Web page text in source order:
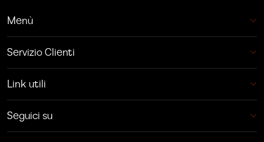
Menù
Servizio Clienti
Link utili
Seguici su